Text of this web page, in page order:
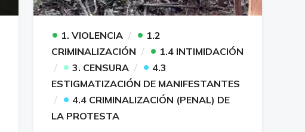
• 1. VIOLENCIA • 1.2
CRIMINALIZACIÓN
• 1.4 INTIMIDACIÓN
• 3. CENSURA • 4.3
ESTIGMATIZACIÓN DE MANIFESTANTES
• 4.4 CRIMINALIZACIÓN (PENAL) DE
LA PROTESTA